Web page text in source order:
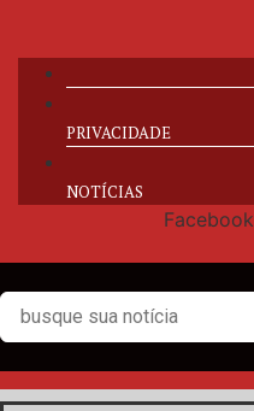
PRIVACIDADE
NOTÍCIAS
Facebook